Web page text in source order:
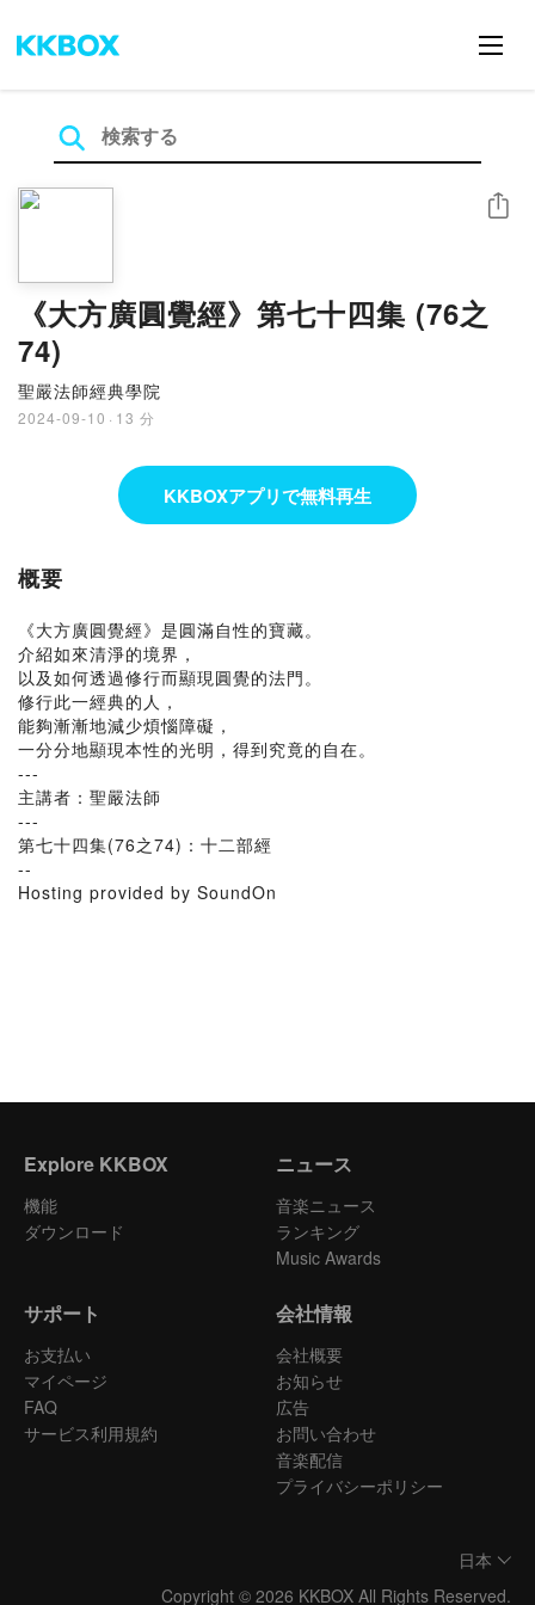
《大方廣圓覺經》第七十四集 (76之
74)
聖嚴法師經典學院
2024-09-10 · 13 分
シェア
KKBOXアプリで無料再生
概要
《大方廣圓覺經》是圓滿自性的寶藏。
介紹如來清淨的境界，
以及如何透過修行而顯現圓覺的法門。
修行此一經典的人，
能夠漸漸地減少煩惱障礙，
一分分地顯現本性的光明，得到究竟的自在。
---
主講者：聖嚴法師
---
第七十四集(76之74)：十二部經
--
Hosting provided by SoundOn
Explore KKBOX
機能
ダウンロード
ニュース
音楽ニュース
ランキング
Music Awards
サポート
お支払い
マイページ
FAQ
サービス利用規約
会社情報
会社概要
お知らせ
広告
お問い合わせ
音楽配信
プライバシーポリシー
日本
Copyright © 2026 KKBOX All Rights Reserved.